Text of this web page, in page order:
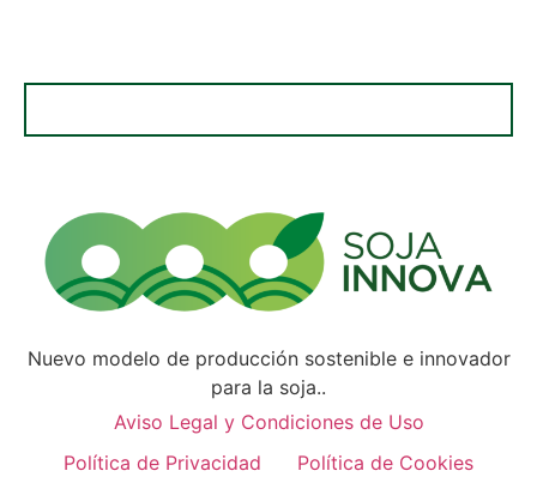
Nuevo modelo de producción sostenible e innovador
para la soja..
Aviso Legal y Condiciones de Uso
Política de Privacidad
Política de Cookies